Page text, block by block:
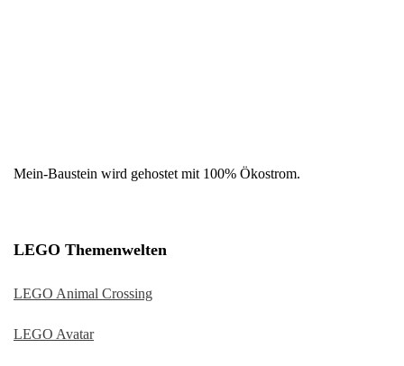
Mein-Baustein wird gehostet mit 100% Ökostrom.
LEGO Themenwelten
LEGO Animal Crossing
LEGO Avatar